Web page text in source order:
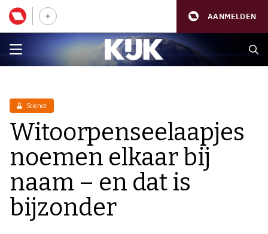
AANMELDEN
Science
Witoorpenseelaapjes
noemen elkaar bij
naam – en dat is
bijzonder